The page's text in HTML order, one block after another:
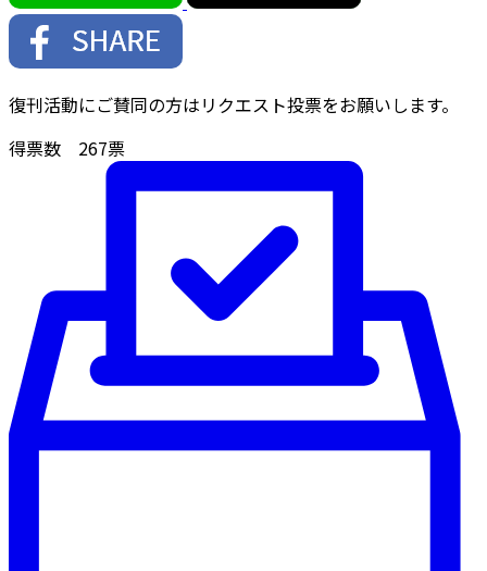
復刊活動にご賛同の方はリクエスト投票をお願いします。
得票数 267票